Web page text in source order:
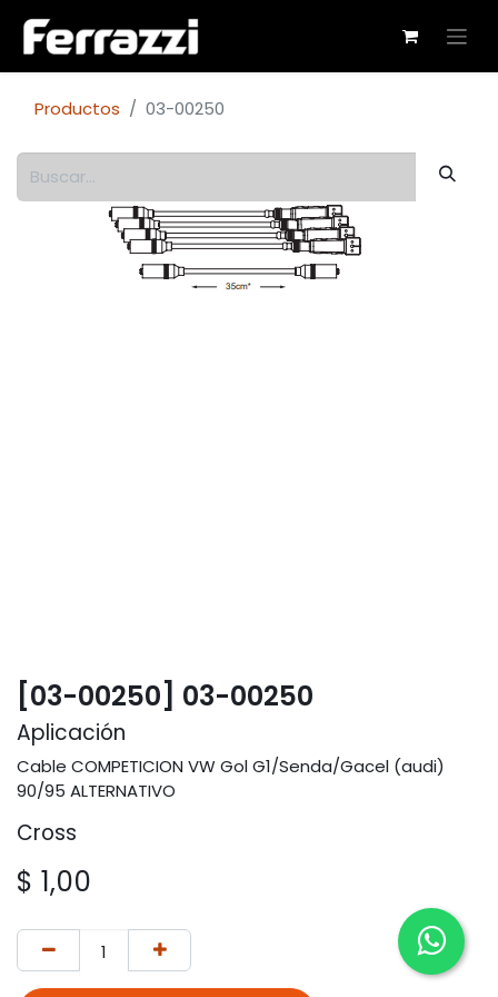
Productos 03-00250
[03-00250] 03-00250
Aplicación
Cable COMPETICION VW Gol G1/Senda/Gacel (audi)
90/95 ALTERNATIVO
Cross
$ 1,00